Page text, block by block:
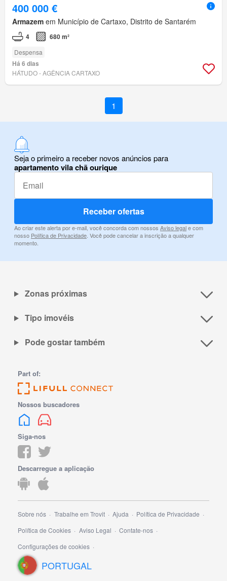
400 000 €
Armazem em Município de Cartaxo, Distrito de Santarém
4 680 m²
Despensa
Há 6 dias
HÁTUDO - AGÊNCIA CARTAXO
1
Seja o primeiro a receber novos anúncios para
apartamento vila chã ourique
Receber ofertas
Ao criar este alerta por e-mail, você concorda com nossos Aviso legale com
nosso Política de Privacidade. Você pode cancelar a inscrição a qualquer
momento.
Zonas próximas
Tipo imovéis
Pode gostar também
Part of:
Nossos buscadores
Siga-nos
Descarregue a aplicação
Sobre nós Trabalhe em Trovit Ajuda
Política de Privacidade
Política de Cookies
Aviso Legal
Contate-nos
Configurações de cookies
PORTUGAL